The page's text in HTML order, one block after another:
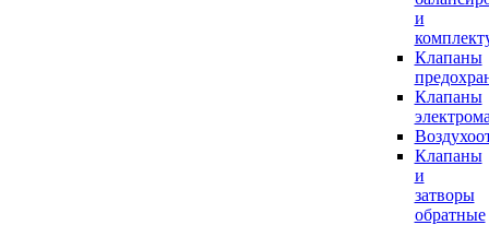
и
Клапаны
Клапаны
Клапаны
и
затворы
обратные